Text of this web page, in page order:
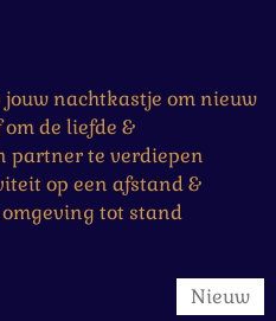
jouw nachtkastje om nieuw
de liefde &
partner te verdiepen
op een afstand &
tot stand
Nieuw